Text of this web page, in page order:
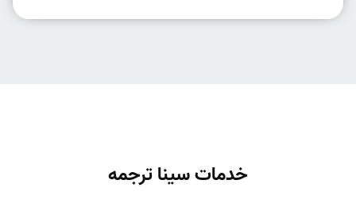
خدمات سینا ترجمه